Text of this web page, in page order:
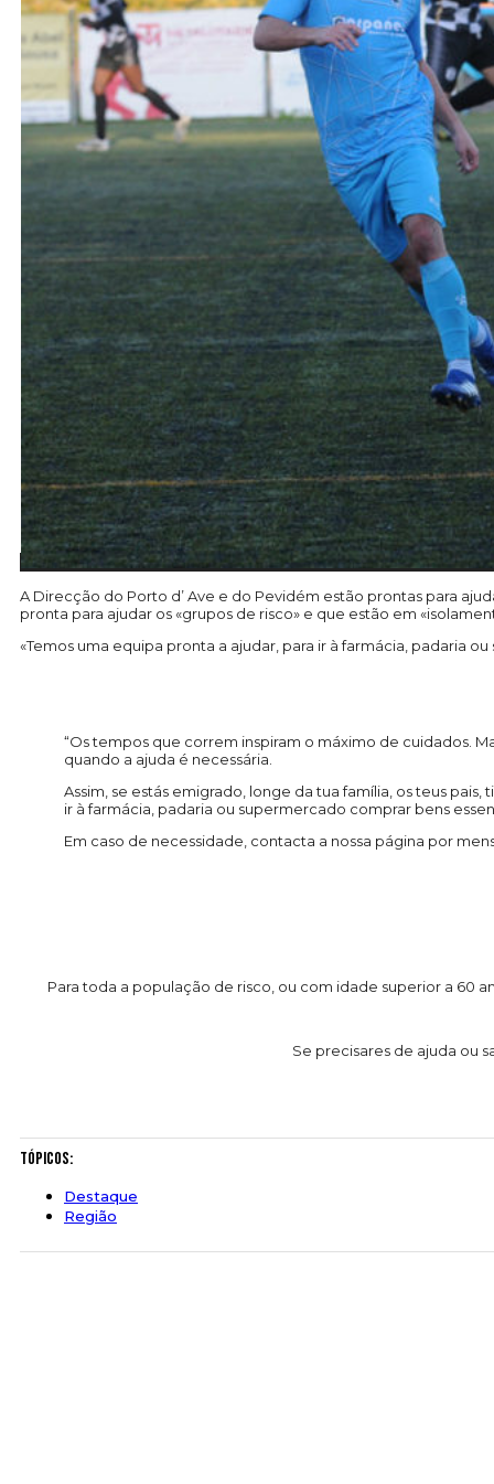
A Direcção do Porto d’ Ave e do Pevidém estão prontas para
pronta para ajudar os «grupos de risco» e que estão em
«Temos uma equipa pronta a ajudar, para ir à farmácia, padaria
“Os tempos que correm inspiram o máximo de cuidados.
quando a ajuda é necessária.
Assim, se estás emigrado, longe da tua família, os teus
ir à farmácia, padaria ou supermercado comprar bens
Em caso de necessidade, contacta a nossa página por
Para toda a população de risco, ou com idade superior a 60
Se precisares de ajuda ou
Tópicos:
Destaque
Região